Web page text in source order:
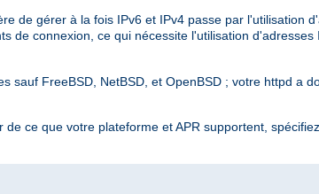
de gérer à la fois IPv6 et IPv4 passe par l'utilisation
de connexion, ce qui nécessite l'utilisation
sauf FreeBSD, NetBSD, et OpenBSD ; votre httpd a
ce que votre plateforme et APR supportent,